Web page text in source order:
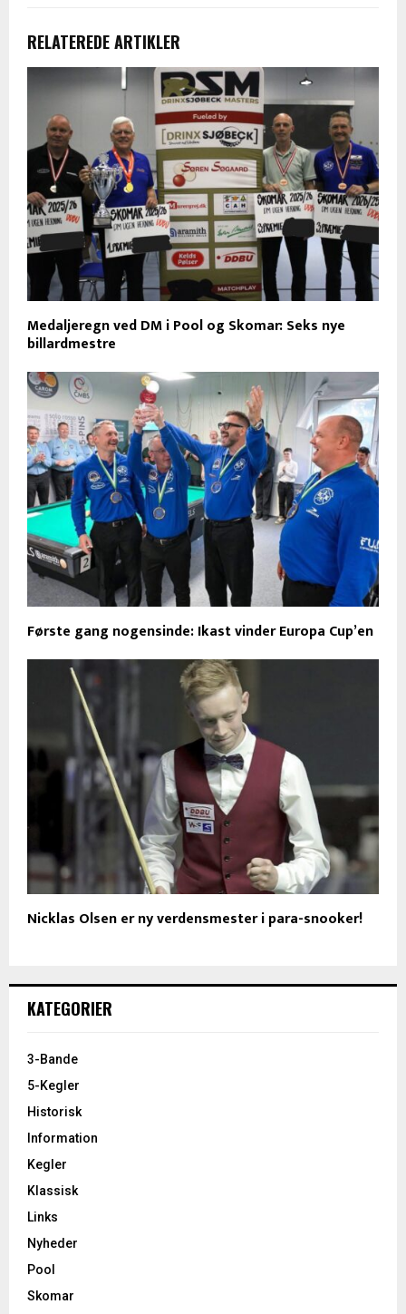
RELATEREDE ARTIKLER
Medaljeregn ved DM i Pool og Skomar: Seks nye
billardmestre
Første gang nogensinde: Ikast vinder Europa Cup’en
Nicklas Olsen er ny verdensmester i para-snooker!
KATEGORIER
3-Bande
5-Kegler
Historisk
Information
Kegler
Klassisk
Links
Nyheder
Pool
Skomar